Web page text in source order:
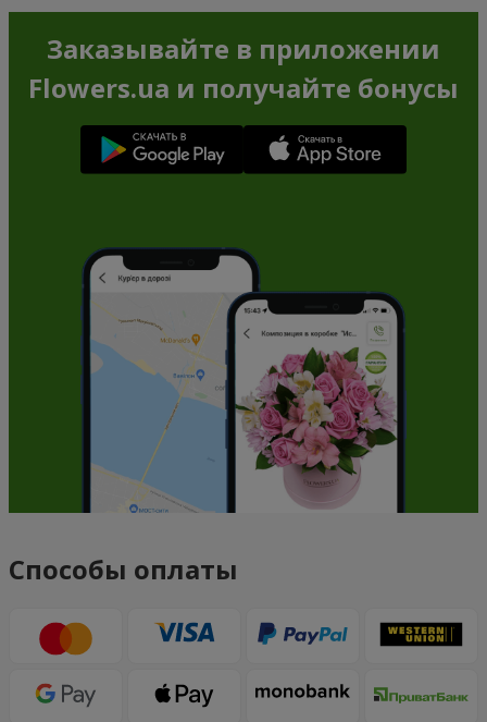
Заказывайте в приложении
Flowers.ua и получайте бонусы
Способы оплаты